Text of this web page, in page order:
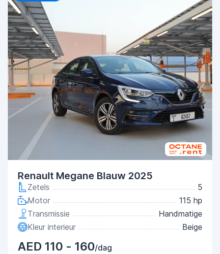
Renault Megane Blauw 2025
Zetels
5
Motor
115 hp
Transmissie
Handmatige
Kleur interieur
Beige
AED 110 - 160/dag